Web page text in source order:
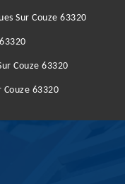
Sur Couze 63320
Couze 63320
Couze 63320